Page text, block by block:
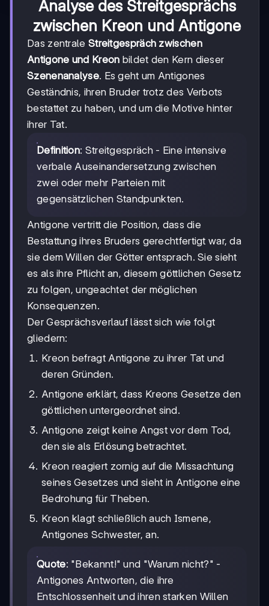
Analyse des Streitgesprächs
zwischen Kreon und Antigone
Das zentrale Streitgespräch zwischen
Antigone und Kreon bildet den Kern dieser
Szenenanalyse. Es geht um Antigones
Geständnis, ihren Bruder trotz des Verbots
bestattet zu haben, und um die Motive hinter
ihrer Tat.
Definition: Streitgespräch - Eine intensive
verbale Auseinandersetzung zwischen
zwei oder mehr Parteien mit
gegensätzlichen Standpunkten.
Antigone vertritt die Position, dass die
Bestattung ihres Bruders gerechtfertigt war, da
sie dem Willen der Götter entsprach. Sie sieht
es als ihre Pflicht an, diesem göttlichen Gesetz
zu folgen, ungeachtet der möglichen
Konsequenzen.
Der Gesprächsverlauf lässt sich wie folgt
gliedern:
Kreon befragt Antigone zu ihrer Tat und
deren Gründen.
Antigone erklärt, dass Kreons Gesetze den
göttlichen untergeordnet sind.
Antigone zeigt keine Angst vor dem Tod,
den sie als Erlösung betrachtet.
Kreon reagiert zornig auf die Missachtung
seines Gesetzes und sieht in Antigone eine
Bedrohung für Theben.
Kreon klagt schließlich auch Ismene,
Antigones Schwester, an.
Quote: "Bekannt!" und "Warum nicht?" -
Antigones Antworten, die ihre
Entschlossenheit und ihren starken Willen